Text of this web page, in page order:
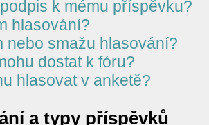
k mému příspěvku?
hlasování?
nebo smažu hlasování?
dostat k fóru?
hlasovat v anketě?
a typy příspěvků